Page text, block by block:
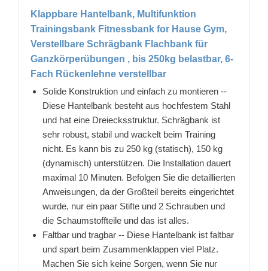
Klappbare Hantelbank, Multifunktion
Trainingsbank Fitnessbank for Hause Gym,
Verstellbare Schrägbank Flachbank für
Ganzkörperübungen , bis 250kg belastbar, 6-
Fach Rückenlehne verstellbar
Solide Konstruktion und einfach zu montieren --
Diese Hantelbank besteht aus hochfestem Stahl
und hat eine Dreiecksstruktur. Schrägbank ist
sehr robust, stabil und wackelt beim Training
nicht. Es kann bis zu 250 kg (statisch), 150 kg
(dynamisch) unterstützen. Die Installation dauert
maximal 10 Minuten. Befolgen Sie die detaillierten
Anweisungen, da der Großteil bereits eingerichtet
wurde, nur ein paar Stifte und 2 Schrauben und
die Schaumstoffteile und das ist alles.
Faltbar und tragbar -- Diese Hantelbank ist faltbar
und spart beim Zusammenklappen viel Platz.
Machen Sie sich keine Sorgen, wenn Sie nur